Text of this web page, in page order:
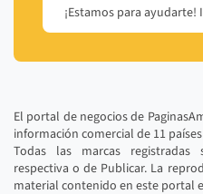
¡Estamos para ayudarte!
El portal de negocios de
información comercial de 11
Todas las marcas
respectiva o de Publicar. La
material contenido en este portal